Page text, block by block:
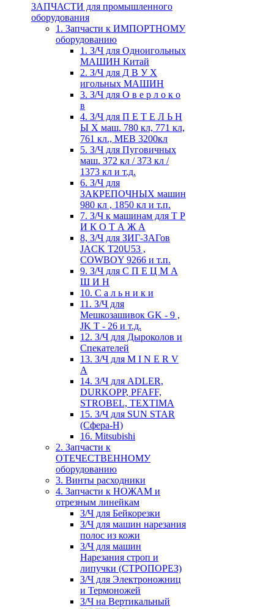
ЗАПЧАСТИ для промышленного
оборудования
1. Запчасти к ИМПОРТНОМУ
оборудованию
1. З/Ч для Одноигольных
МАШИН Китай
2. З/Ч для Д В У Х
игольных МАШИН
3. З/Ч для О в е р л о к о
в
4. З/Ч для П Е Т Е Л Ь Н
Ы Х маш. 780 кл, 771 кл,
761 кл., MEB 3200кл
5. З/Ч для Пуговичных
маш. 372 кл / 373 кл /
1373 кл и т.д.
6. З/Ч для
ЗАКРЕПОЧНЫХ машин
980 кл , 1850 кл и т.п.
7. З/Ч к машинам для Т Р
И К О Т А Ж А
8, З/Ч для ЗИГ-ЗАГов
JACK Т20U53 ,
COWBOY 9266 и т.п.
9. З/Ч для С П Е Ц М А
Ш И Н
10. С а л ь н и к и
11. З/Ч для
Мешкозашивок GK - 9 ,
JK T - 26 и т.д.
12. З/Ч для Дыроколов и
Спекателей
13. З/Ч для M I N E R V
A
14. З/Ч для ADLER,
DURKOPP, PFAFF,
STROBEL, TEXTIMA
15. З/Ч для SUN STAR
(Сфера-Н)
16. Mitsubishi
2. Запчасти к
ОТЕЧЕСТВЕННОМУ
оборудованию
3. Винты расходники
4. Запчасти к НОЖАМ и
отрезным линейкам
З/Ч для Бейкорезки
З/Ч для машин нарезания
полос из кожи
З/Ч для машин
Нарезания строп и
липучки (СТРОПОРЕЗ)
З/Ч для Электроножниц
и Термоножей
З/Ч на Вертикальный